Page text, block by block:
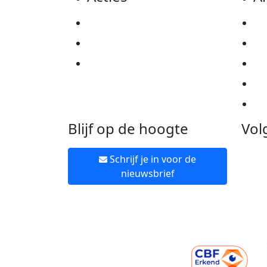
Blijf op de hoogte
Schrijf je in voor de
nieuwsbrief